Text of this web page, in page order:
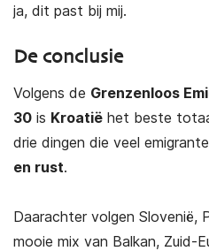
ja, dit past bij mij.
De conclusie
Volgens de Grenzenloos
30 is Kroatië het beste
drie dingen die veel
en rust.
Daarachter volgen Slovenië,
mooie mix van Balkan, Zuid-